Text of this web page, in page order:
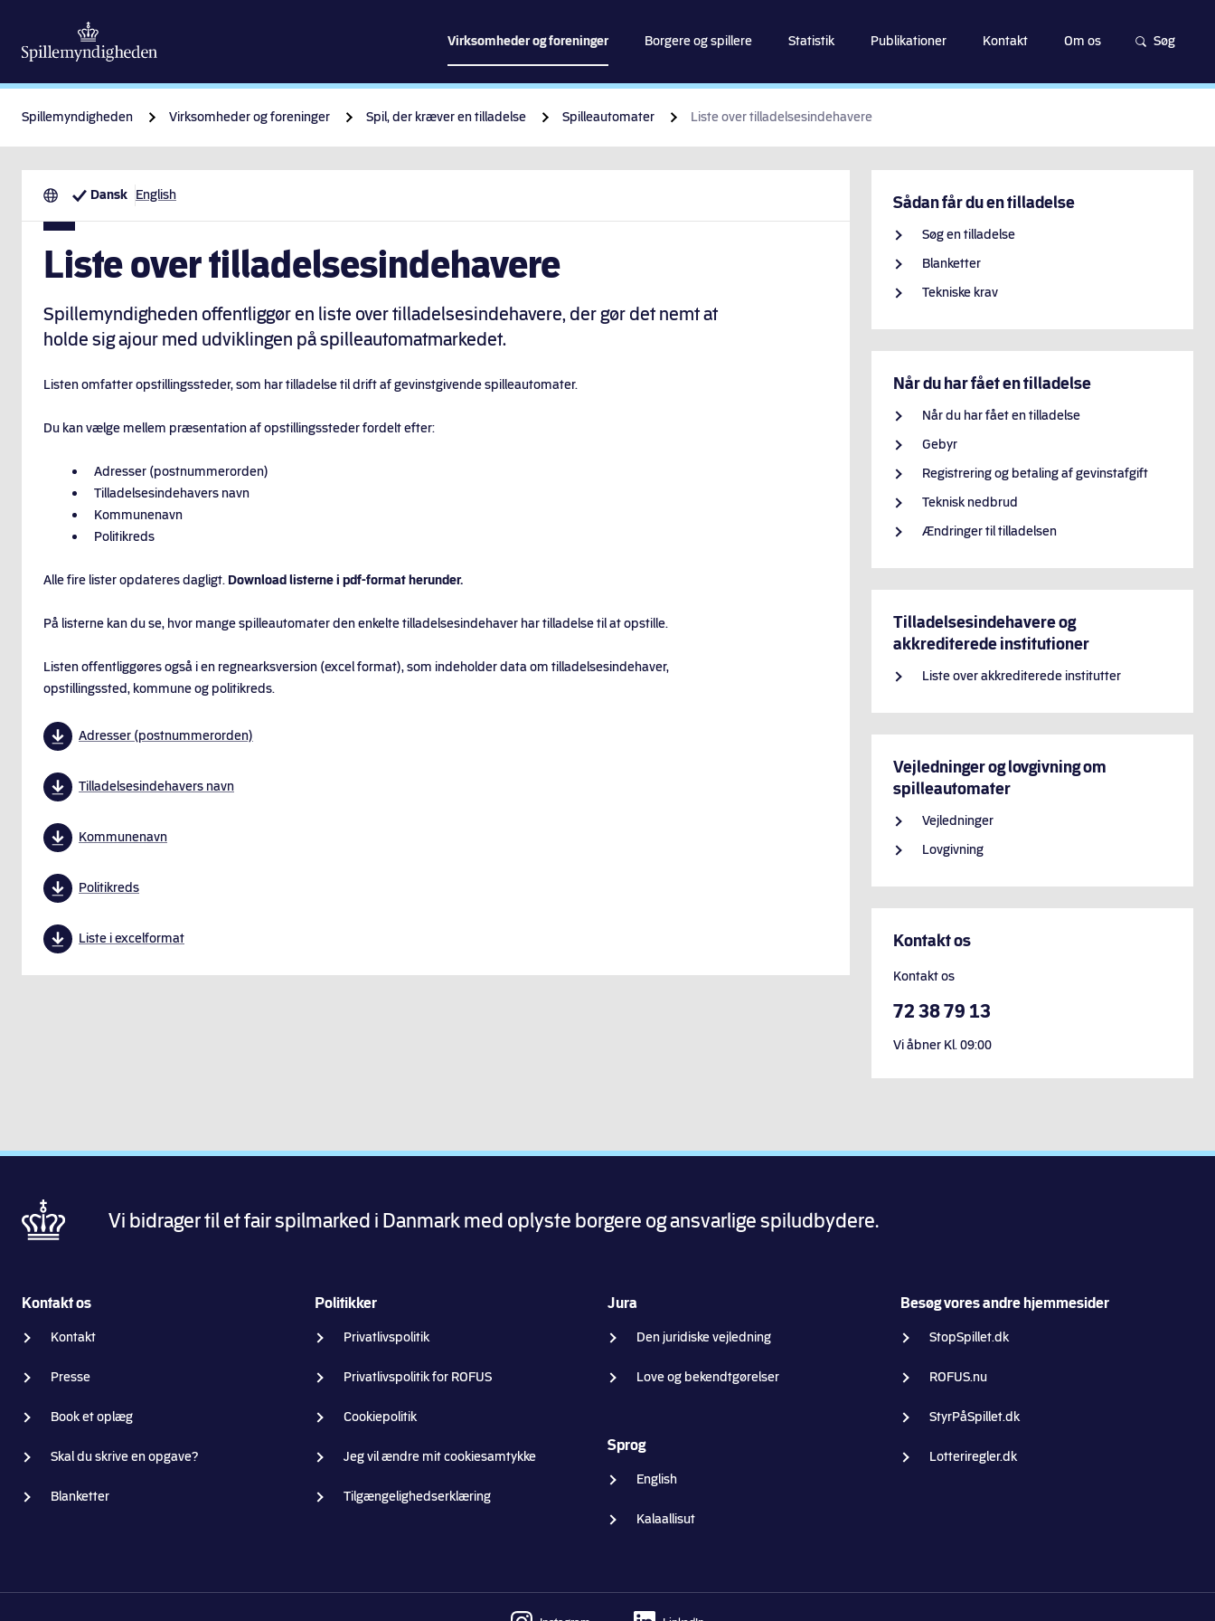
Gå til indhold
Virksomheder og foreninger Borgere og spillere Statistik Publikationer Kontakt Om os Søg
Spillemyndigheden Virksomheder og foreninger Spil, der kræver en tilladelse Spilleautomater Liste over tilladelsesindehavere
Dansk English
Liste over tilladelsesindehavere
Spillemyndigheden offentliggør en liste over tilladelsesindehavere, der gør det nemt at
holde sig ajour med udviklingen på spilleautomatmarkedet.
Listen omfatter opstillingssteder, som har tilladelse til drift af gevinstgivende spilleautomater.
Du kan vælge mellem præsentation af opstillingssteder fordelt efter:
Adresser (postnummerorden)
Tilladelsesindehavers navn
Kommunenavn
Politikreds
Alle fire lister opdateres dagligt. Download listerne i pdf-format herunder.
På listerne kan du se, hvor mange spilleautomater den enkelte tilladelsesindehaver har tilladelse til at opstille.
Listen offentliggøres også i en regnearksversion (excel format), som indeholder data om tilladelsesindehaver,
opstillingssted, kommune og politikreds.
Adresser (postnummerorden)
Tilladelsesindehavers navn
Kommunenavn
Politikreds
Liste i excelformat
Sådan får du en tilladelse
Søg en tilladelse
Blanketter
Tekniske krav
Når du har fået en tilladelse
Når du har fået en tilladelse
Gebyr
Registrering og betaling af gevinstafgift
Teknisk nedbrud
Ændringer til tilladelsen
Tilladelsesindehavere og
akkrediterede institutioner
Liste over akkrediterede institutter
Vejledninger og lovgivning om
spilleautomater
Vejledninger
Lovgivning
Kontakt os
Kontakt os
72 38 79 13
Vi åbner Kl.09:00
Vi bidrager til et fair spilmarked i Danmark med oplyste borgere og ansvarlige spiludbydere.
Kontakt os
Kontakt
Presse
Book et oplæg
Skal du skrive en opgave?
Blanketter
Politikker
Privatlivspolitik
Privatlivspolitik for ROFUS
Cookiepolitik
Jeg vil ændre mit cookiesamtykke
Tilgængelighedserklæring
Jura
Den juridiske vejledning
Love og bekendtgørelser
Sprog
English
Kalaallisut
Besøg vores andre hjemmesider
StopSpillet.dk
ROFUS.nu
StyrPåSpillet.dk
Lotteriregler.dk